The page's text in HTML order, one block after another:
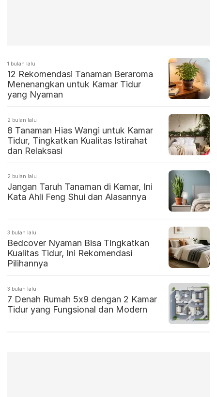
1 bulan lalu
12 Rekomendasi Tanaman Beraroma
Menenangkan untuk Kamar Tidur
yang Nyaman
2 bulan lalu
8 Tanaman Hias Wangi untuk Kamar
Tidur, Tingkatkan Kualitas Istirahat
dan Relaksasi
2 bulan lalu
Jangan Taruh Tanaman di Kamar, Ini
Kata Ahli Feng Shui dan Alasannya
3 bulan lalu
Bedcover Nyaman Bisa Tingkatkan
Kualitas Tidur, Ini Rekomendasi
Pilihannya
3 bulan lalu
7 Denah Rumah 5x9 dengan 2 Kamar
Tidur yang Fungsional dan Modern